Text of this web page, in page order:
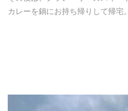
カレーを鍋にお持ち帰りして帰宅。